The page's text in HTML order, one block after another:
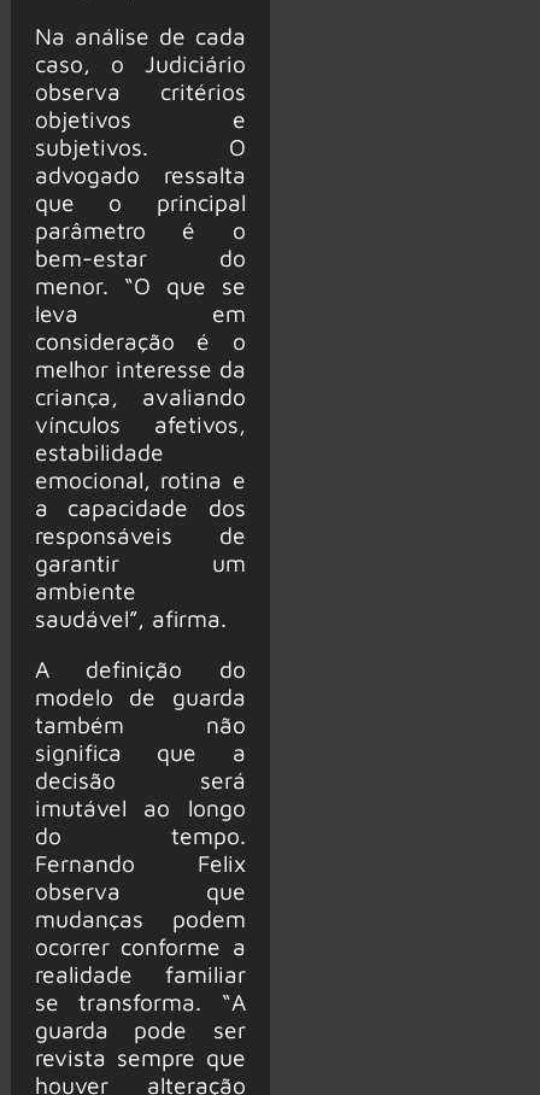
Na análise de cada
caso, o Judiciário
observa critérios
objetivos e
subjetivos. O
advogado ressalta
que o principal
parâmetro é o
bem-estar do
menor. “O que se
leva em
consideração é o
melhor interesse da
criança, avaliando
vínculos afetivos,
estabilidade
emocional, rotina e
a capacidade dos
responsáveis de
garantir um
ambiente
saudável”, afirma.
A definição do
modelo de guarda
também não
significa que a
decisão será
imutável ao longo
do tempo.
Fernando Felix
observa que
mudanças podem
ocorrer conforme a
realidade familiar
se transforma. “A
guarda pode ser
revista sempre que
houver alteração